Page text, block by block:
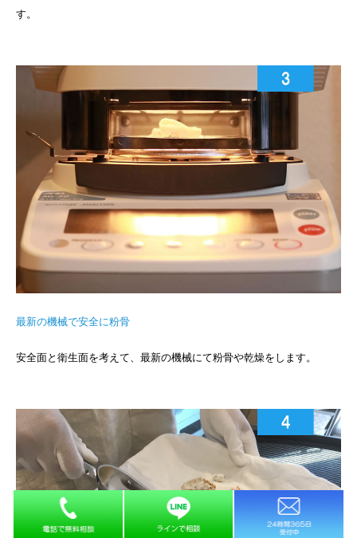
す。
最新の機械で安全に粉骨
安全面と衛生面を考えて、最新の機械にて粉骨や乾燥をします。